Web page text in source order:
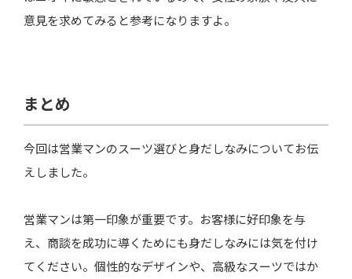
意見を求めてみると参考になりますよ。
まとめ
今回は営業マンのスーツ選びと身だしなみについてお伝
えしました。
営業マンは第一印象が重要です。お客様に好印象を与
え、商談を成功に導くためにも身だしなみには気を付け
てください。個性的なデザインや、高級なスーツではか